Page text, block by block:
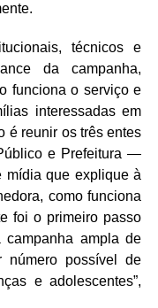
técnicos e
da campanha,
funciona o serviço e
interessadas em
é reunir os três entes
e Prefeitura —
mídia que explique à
como funciona
foi o primeiro passo
ampla de
número possível de
e adolescentes”,